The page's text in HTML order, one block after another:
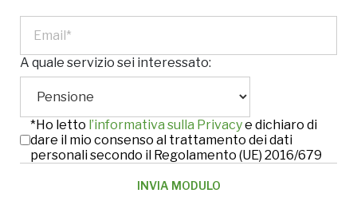
A quale servizio sei interessato:
*Ho letto l’informativa sulla Privacye dichiaro di
dare il mio consenso al trattamento dei dati
personali secondo il Regolamento (UE) 2016/679